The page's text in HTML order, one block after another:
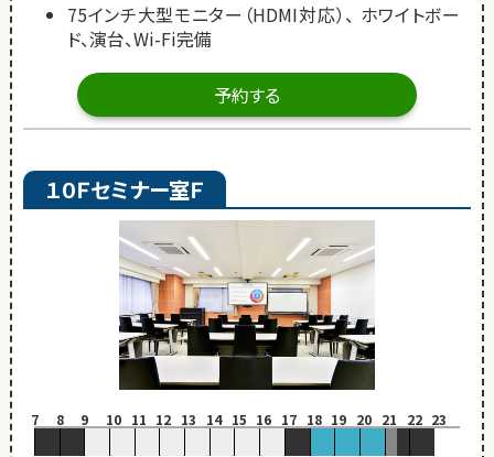
75インチ大型モニター（HDMI対応）、 ホワイトボー
ド、演台、Wi-Fi完備
予約する
１０Ｆセミナー室Ｆ
7 8 9 10 11 12 13 14 15 16 17 18 19 20 21 22 23